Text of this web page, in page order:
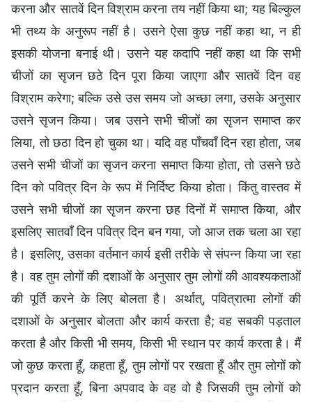
करना और सातवें दिन विश्राम करना तय नहीं किया था; यह बिल्कुल
भी तथ्य के अनुरूप नहीं है। उसने ऐसा कुछ नहीं कहा था, न ही
इसकी योजना बनाई थी। उसने यह कदापि नहीं कहा था कि सभी
चीजों का सृजन छठे दिन पूरा किया जाएगा और सातवें दिन वह
विश्राम करेगा; बल्कि उसे उस समय जो अच्छा लगा, उसके अनुसार
उसने सृजन किया। जब उसने सभी चीजों का सृजन समाप्त कर
लिया, तो छठा दिन हो चुका था। यदि वह पाँचवाँ दिन रहा होता, जब
उसने सभी चीजों का सृजन करना समाप्त किया होता, तो उसने छठे
दिन को पवित्र दिन के रूप में निर्दिष्ट किया होता। किंतु वास्तव में
उसने सभी चीजों का सृजन करना छह दिनों में समाप्त किया, और
इसलिए सातवाँ दिन पवित्र दिन बन गया, जो आज तक चला आ रहा
है। इसलिए, उसका वर्तमान कार्य इसी तरीके से संपन्न किया जा रहा
है। वह तुम लोगों की दशाओं के अनुसार तुम लोगों की आवश्यकताओं
की पूर्ति करने के लिए बोलता है। अर्थात्, पवित्रात्मा लोगों की
दशाओं के अनुसार बोलता और कार्य करता है; वह सबकी पड़ताल
करता है और किसी भी समय, किसी भी स्थान पर कार्य करता है। मैं
जो कुछ करता हूँ, कहता हूँ, तुम लोगों पर रखता हूँ और तुम लोगों को
प्रदान करता हूँ, बिना अपवाद के वह वो है जिसकी तुम लोगों को